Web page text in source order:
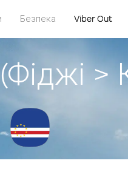
Безпека Viber Out
>